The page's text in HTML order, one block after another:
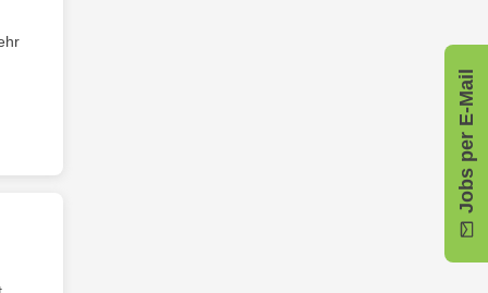
Jobs per E-Mail